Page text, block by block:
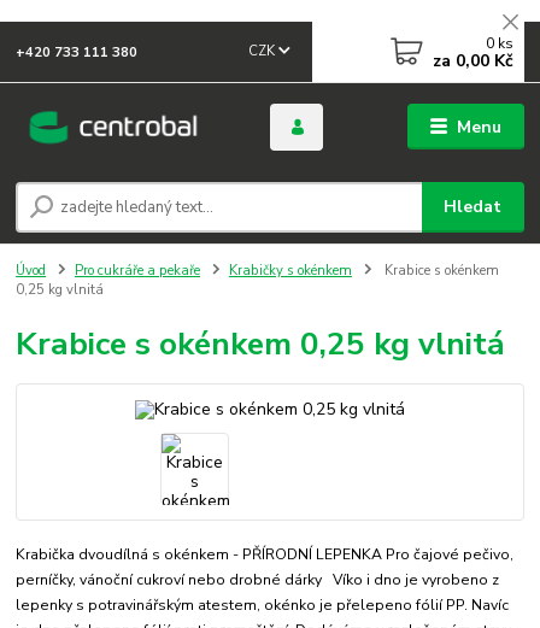
Menu
CZK
Hledat
+420 733 111 380 0 ks
za 0,00 Kč
Úvod Pro cukráře a pekaře Krabičky s okénkem
Krabice s okénkem
0,25 kg vlnitá
Krabice s okénkem 0,25 kg vlnitá
Krabička dvoudílná s okénkem - PŘÍRODNÍ LEPENKA Pro čajové pečivo,
perníčky, vánoční cukroví nebo drobné dárky Víko i dno je vyrobeno z
lepenky s potravinářským atestem, okénko je přelepeno fólií PP. Navíc